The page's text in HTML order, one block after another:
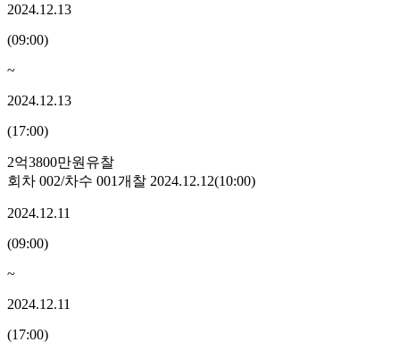
2024.12.13
(09:00)
~
2024.12.13
(17:00)
2억3800만원 유찰
회차 002/차수 001개찰 2024.12.12(10:00)
2024.12.11
(09:00)
~
2024.12.11
(17:00)